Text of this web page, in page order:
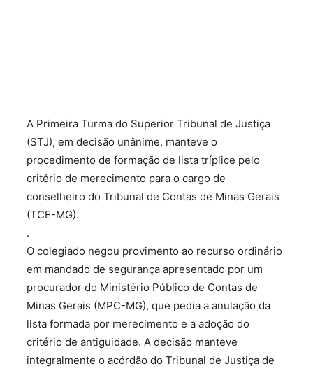
A Primeira Turma do Superior Tribunal de Justiça
(STJ), em decisão unânime, manteve o
procedimento de formação de lista tríplice pelo
critério de merecimento para o cargo de
conselheiro do Tribunal de Contas de Minas Gerais
(TCE-MG).
.
O colegiado negou provimento ao recurso ordinário
em mandado de segurança apresentado por um
procurador do Ministério Público de Contas de
Minas Gerais (MPC-MG), que pedia a anulação da
lista formada por merecimento e a adoção do
critério de antiguidade. A decisão manteve
integralmente o acórdão do Tribunal de Justiça de